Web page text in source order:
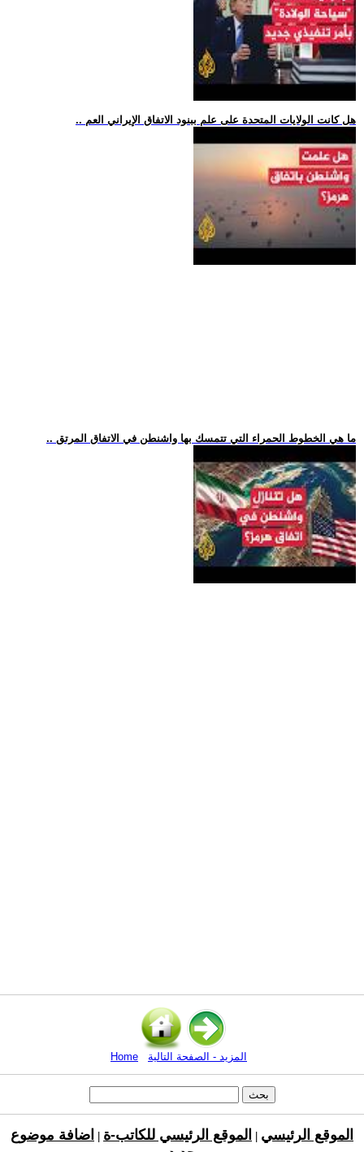
.. هل كانت الولايات المتحدة على علم ببنود الاتفاق الإيراني العم
.. ما هي الخطوط الحمراء التي تتمسك بها واشنطن في الاتفاق المرتق
Home المزيد - الصفحة التالية
الموقع الرئيسي الموقع الرئيسي للكاتب-ة
اضافة موضوع